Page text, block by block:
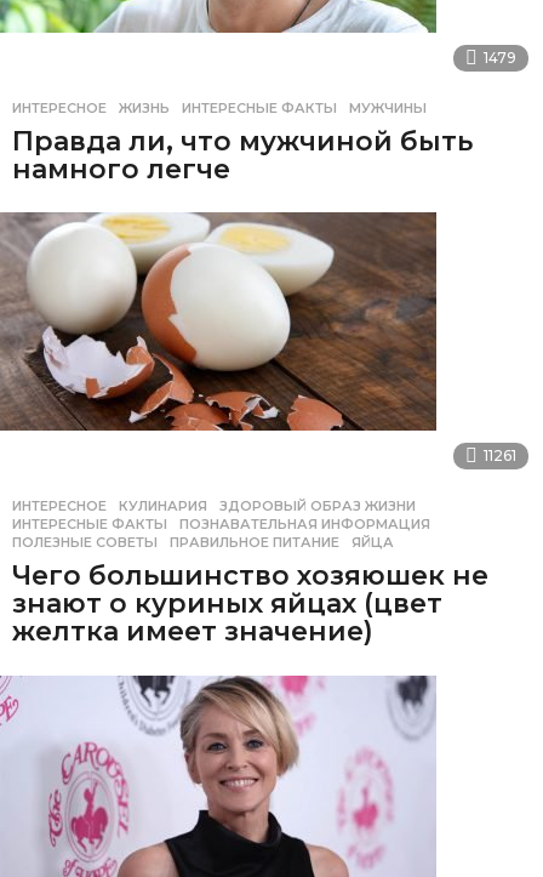
1479
ИНТЕРЕСНОЕ ЖИЗНЬ ,ИНТЕРЕСНЫЕ ФАКТЫ ,МУЖЧИНЫ
Правда ли, что мужчиной быть
намного легче
11261
ИНТЕРЕСНОЕ ,КУЛИНАРИЯ ЗДОРОВЫЙ ОБРАЗ ЖИЗНИ
ИНТЕРЕСНЫЕ ФАКТЫ
,ПОЗНАВАТЕЛЬНАЯ ИНФОРМАЦИЯ
ПОЛЕЗНЫЕ СОВЕТЫ
,ПРАВИЛЬНОЕ ПИТАНИЕ ,ЯЙЦА
Чего большинство хозяюшек не
знают о куриных яйцах (цвет
желтка имеет значение)